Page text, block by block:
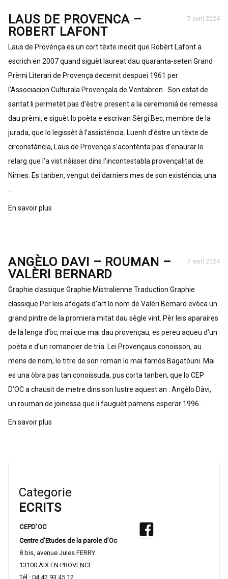
LAUS DE PROVENCA –
ROBERT LAFONT
7 avril 2024
Laus de Provènça es un cort tèxte inedit que Robèrt Lafont a
escrich en 2007 quand siguèt laureat dau quaranta-seten Grand
Prèmi Literari de Provença decernit despuei 1961 per
l’Associacion Culturala Provençala de Ventabren. Son estat de
santat li permetèt pas d’èstre present a la ceremoniá de remessa
dau prèmi, e siguèt lo poèta e escrivan Sèrgi Bec, membre de la
jurada, que lo legissèt à l’assisténcia. Luenh d’èstre un tèxte de
circonstància, Laus de Provença s’acontènta pas d’enaurar lo
relarg que l’a vist nàisser dins l’incontestabla provençalitat de
Nimes. Es tanben, vengut dei darniers mes de son existéncia, una
En savoir plus
ANGÈLO DAVI – ROUMAN –
VALÈRI BERNARD
7 avril 2024
Graphie classique Graphie Mistralienne Traduction Graphie
classique Per leis afogats d’art lo nom de Valèri Bernard evòca un
grand pintre de la promiera mitat dau sègle vint. Pèr leis aparaires
de la lenga d’òc, mai que mai dau provençau, es pereu aqueu d’un
poèta e d’un romancier de tria. Lei Provençaus conoisson, au
mens de nom, lo titre de son roman lo mai famós Bagatóuni. Mai
es una òbra pas tan conoissuda, pus corta tanben, que lo CEP
D’OC a chausit de metre dins son lustre aquest an : Angèlo Dàvi,
un rouman de joinessa que li fauguèt pamens esperar 1996 …
En savoir plus
Categorie
ECRITS
CEPD’OC
Centre d’Etudes de la parole d’Oc
8 bis, avenue Jules FERRY
13100 AIX EN PROVENCE
Tél : 04.42.93.45.12